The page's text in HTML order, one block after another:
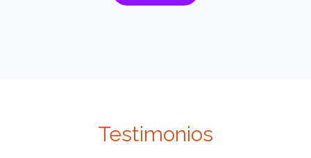
Testimonios